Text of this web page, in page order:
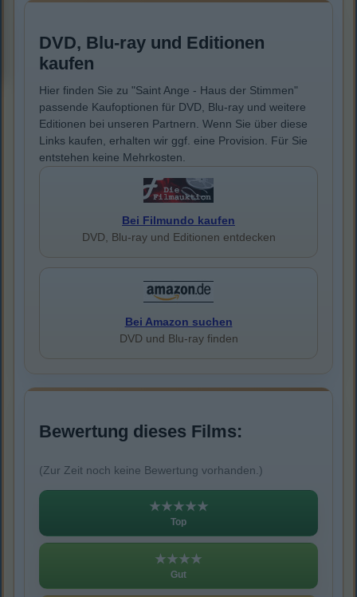
DVD, Blu-ray und Editionen
kaufen
Hier finden Sie zu "Saint Ange - Haus der Stimmen"
passende Kaufoptionen für DVD, Blu-ray und weitere
Editionen bei unseren Partnern. Wenn Sie über diese
Links kaufen, erhalten wir ggf. eine Provision. Für Sie
entstehen keine Mehrkosten.
Bei Filmundo kaufen
DVD, Blu-ray und Editionen entdecken
Bei Amazon suchen
DVD und Blu-ray finden
Bewertung dieses Films:
(Zur Zeit noch keine Bewertung vorhanden.)
★★★★★
Top
★★★★
Gut